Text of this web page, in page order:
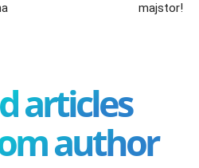
majstor!
articles
author